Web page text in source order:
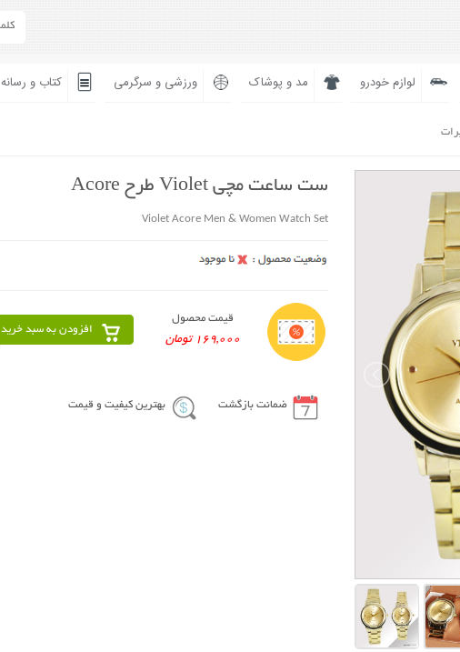
لوازم خودرو مد و پوشاک ورزشی و سرگرمی کتاب و رسانه
ست ساعت مچی Violet طرح Acore
Violet Acore Men & Women Watch Set
قیمت محصول
169,000 تومان
افزودن به سبد خرید
ضمانت بازگشت بهترین کیفیت و قیمت